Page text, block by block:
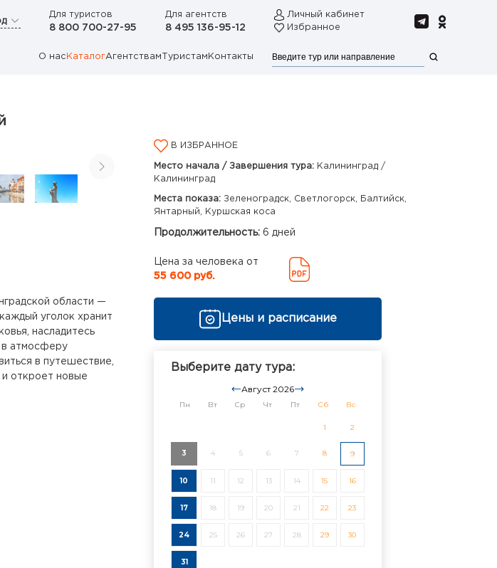
Для туристов
8 800 700-27-95
Для агентств
8 495 136-95-12
Личный кабинет
Избранное
О нас КаталогАгентствам Туристам Контакты
области —
уголок хранит
насладитесь
в атмосферу
в путешествие,
откроет новые
В ИЗБРАННОЕ
Место начала / Завершения тура: Калининград /
Калининград
Места показа: Зеленоградск, Светлогорск, Балтийск,
Янтарный, Куршская коса
Продолжительность: 6 дней
Цена за человека от
55 600 руб.
Цены и расписание
Выберите дату тура:
Август 2026
Пн Вт Ср Чт Пт Сб Вс
1 2
3 4 5 6 7 8 9
10 11 12 13 14 15 16
17 18 19 20 21 22 23
24 25 26 27 28 29 30
31